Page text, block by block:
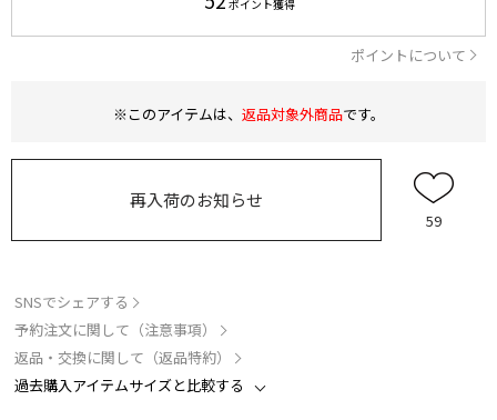
ポイント獲得
ポイントについて
※このアイテムは、 返品対象外商品です。
再入荷のお知らせ
59
SNSでシェアする
予約注文に関して（注意事項）
返品・交換に関して（返品特約）
過去購入アイテムサイズと比較する